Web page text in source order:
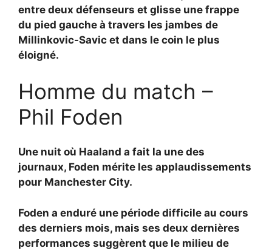
entre deux défenseurs et glisse une frappe
du pied gauche à travers les jambes de
Millinkovic-Savic et dans le coin le plus
éloigné.
Homme du match –
Phil Foden
Une nuit où Haaland a fait la une des
journaux, Foden mérite les applaudissements
pour Manchester City.
Foden a enduré une période difficile au cours
des derniers mois, mais ses deux dernières
performances suggèrent que le milieu de